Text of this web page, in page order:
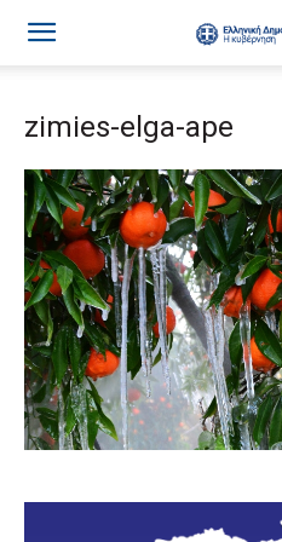
zimies-elga-ape